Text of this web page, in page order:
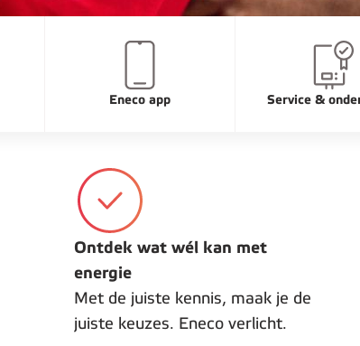
Eneco app Service &
Ontdek wat wél kan met
energie
Met de juiste kennis, maak je de
juiste keuzes. Eneco verlicht.